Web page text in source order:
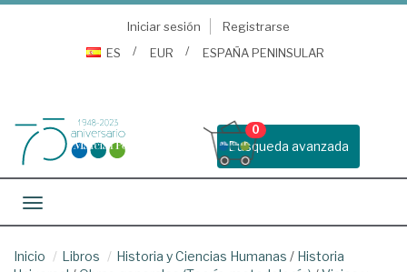
Iniciar sesión
Registrarse
ES
EUR ESPAÑA PENINSULAR
Busqueda avanzada
0
Toggle navigation
Inicio Libros Historia y Ciencias Humanas / Historia